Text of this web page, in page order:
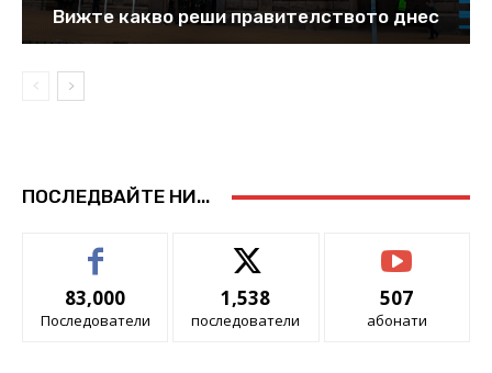
Вижте какво реши правителството днес
ПОСЛЕДВАЙТЕ НИ...
83,000
Последователи
1,538
последователи
507
абонати